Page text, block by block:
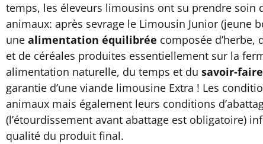
temps, les éleveurs limousins ont su prendre soin
animaux: après sevrage le Limousin Junior (jeune
une alimentation équilibrée composée d’herbe,
et de céréales produites essentiellement sur la
alimentation naturelle, du temps et du savoir-faire
garantie d’une viande limousine Extra ! Les
animaux mais également leurs conditions
(l’étourdissement avant abattage est obligatoire)
qualité du produit final.